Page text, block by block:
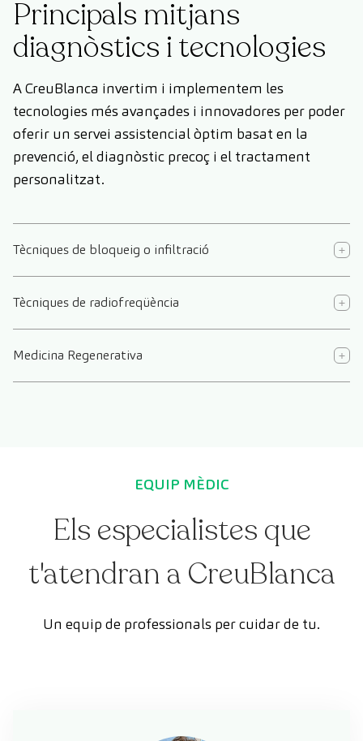
Principals mitjans
diagnòstics i tecnologies
A CreuBlanca invertim i implementem les
tecnologies més avançades i innovadores per poder
oferir un servei assistencial òptim basat en la
prevenció, el diagnòstic precoç i el tractament
personalitzat.
Tècniques de bloqueig o infiltració
Tècniques de radiofreqüència
Medicina Regenerativa
EQUIP MÈDIC
Els especialistes que
t'atendran a CreuBlanca
Un equip de professionals per cuidar de tu.